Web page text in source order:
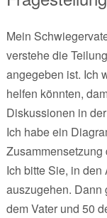
Mein
verstehe die
angegeben ist. Ich
helfen könnten,
Diskussionen in
Ich habe ein
Ich bitte Sie, in
auszugehen. Dann
dem Vater und 50